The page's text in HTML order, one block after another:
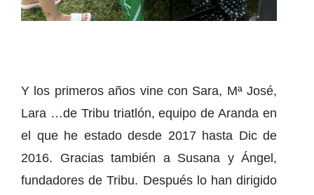
Y los primeros años vine con Sara, Mª José,
Lara …de Tribu triatlón, equipo de Aranda en
el que he estado desde 2017 hasta Dic de
2016. Gracias también a Susana y Ángel,
fundadores de Tribu. Después lo han dirigido